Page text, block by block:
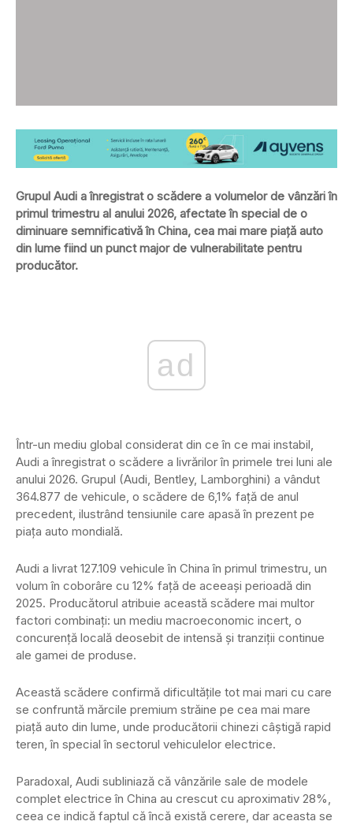
Grupul Audi a înregistrat o scădere a volumelor de vânzări în
primul trimestru al anului 2026, afectate în special de o
diminuare semnificativă în China, cea mai mare piață auto
din lume fiind un punct major de vulnerabilitate pentru
producător.
ad
Într-un mediu global considerat din ce în ce mai instabil,
Audi a înregistrat o scădere a livrărilor în primele trei luni ale
anului 2026. Grupul (Audi, Bentley, Lamborghini) a vândut
364.877 de vehicule, o scădere de 6,1% față de anul
precedent, ilustrând tensiunile care apasă în prezent pe
piața auto mondială.
Audi a livrat 127.109 vehicule în China în primul trimestru, un
volum în coborâre cu 12% față de aceeași perioadă din
2025. Producătorul atribuie această scădere mai multor
factori combinați: un mediu macroeconomic incert, o
concurență locală deosebit de intensă și tranziții continue
ale gamei de produse.
Această scădere confirmă dificultățile tot mai mari cu care
se confruntă mărcile premium străine pe cea mai mare
piață auto din lume, unde producătorii chinezi câștigă rapid
teren, în special în sectorul vehiculelor electrice.
Paradoxal, Audi subliniază că vânzările sale de modele
complet electrice în China au crescut cu aproximativ 28%,
ceea ce indică faptul că încă există cerere, dar aceasta se